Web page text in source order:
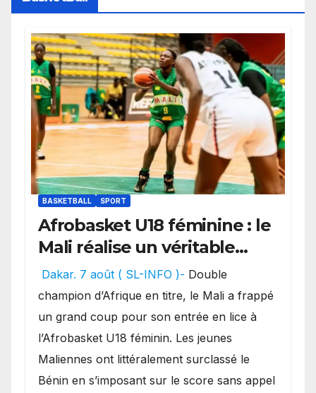
BASKETBALL SPORT
Afrobasket U18 féminine : le
Mali réalise un véritable
festival offensif et inflige
une lourde défaite au
Bénin.
Dakar. 7 août ( SL-INFO )- Double
champion d’Afrique en titre, le Mali a frappé
un grand coup pour son entrée en lice à
l’Afrobasket U18 féminin. Les jeunes
Maliennes ont littéralement surclassé le
Bénin en s’imposant sur le score sans appel